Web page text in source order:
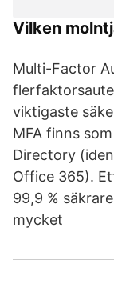
Vilken
Multi-Factor
viktigaste
MFA finns
Directory
Office 365).
99,9 %
mycket